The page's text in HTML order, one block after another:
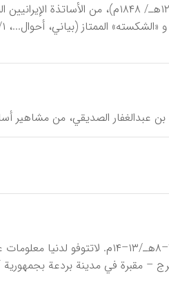
أَحْمَدَ شامْلو، ابن محمد حسین شاملو المشهدي (تـ
أَحْمَدُبْنُ أَیّوب، الحافظ النخجواني، معماريّ من
– مقبرة في مدینة بردعة